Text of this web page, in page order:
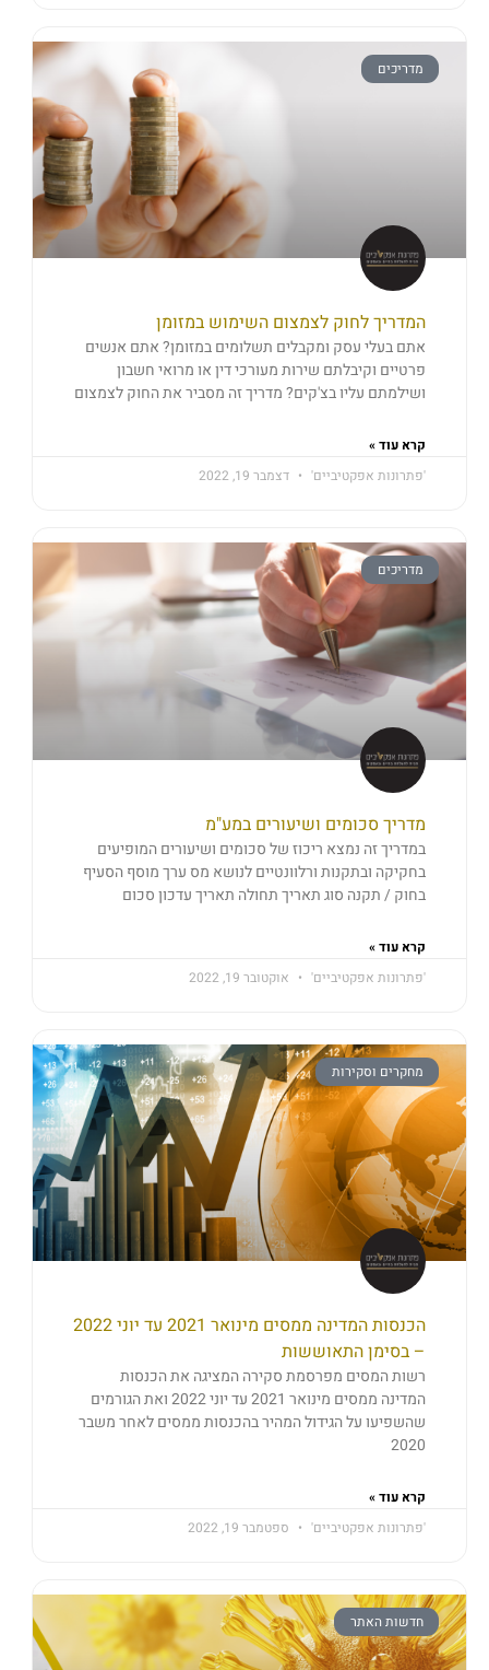
מדריכים
המדריך לחוק לצמצום השימוש במזומן
אתם בעלי עסק ומקבלים תשלומים במזומן? אתם אנשים
פרטיים וקיבלתם שירות מעורכי דין או מרואי חשבון
ושילמתם עליו בצ'קים? מדריך זה מסביר את החוק לצמצום
קרא עוד »
'פתרונות אפקטיביים'
דצמבר 19, 2022
מדריכים
מדריך סכומים ושיעורים במע"מ
במדריך זה נמצא ריכוז של סכומים ושיעורים המופיעים
בחקיקה ובתקנות ורלוונטיים לנושא מס ערך מוסף הסעיף
בחוק / תקנה סוג תאריך תחולה תאריך עדכון סכום
קרא עוד »
'פתרונות אפקטיביים'
אוקטובר 19, 2022
מחקרים וסקירות
הכנסות המדינה ממסים מינואר 2021 עד יוני 2022
– בסימן התאוששות
רשות המסים מפרסמת סקירה המציגה את הכנסות
המדינה ממסים מינואר 2021 עד יוני 2022 ואת הגורמים
שהשפיעו על הגידול המהיר בהכנסות ממסים לאחר משבר
2020
קרא עוד »
'פתרונות אפקטיביים'
ספטמבר 19, 2022
חדשות האתר